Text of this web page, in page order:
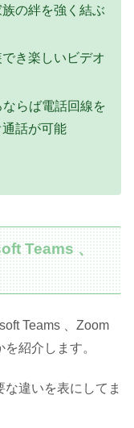
の絆を強く結ぶ
き楽しいビデオ
らば電話回線を
話が可能
Teams 、
Teams 、Zoom
紹介します。
違いを表にしてま